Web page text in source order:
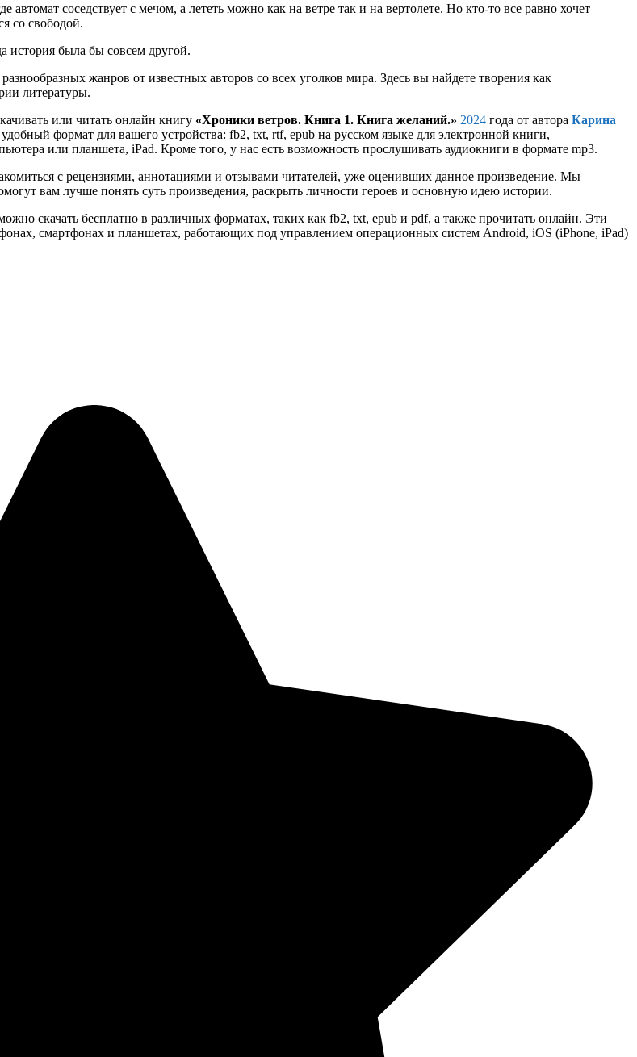
соседствует с мечом, а лететь можно как на ветре так и на вертолете. Но кто-то все равно хочет
со свободой.
история была бы совсем другой.
жанров от известных авторов со всех уголков мира. Здесь вы найдете творения как
литературы.
или читать онлайн книгу «Хроники ветров. Книга 1. Книга желаний.» 2024 года от автора Карина
формат для вашего устройства: fb2, txt, rtf, epub на русском языке для электронной книги,
или планшета, iPad. Кроме того, у нас есть возможность прослушивать аудиокниги в формате mp3.
с рецензиями, аннотациями и отзывами читателей, уже оценивших данное произведение. Мы
вам лучше понять суть произведения, раскрыть личности героев и основную идею истории.
скачать бесплатно в различных форматах, таких как fb2, txt, epub и pdf, а также прочитать онлайн. Эти
смартфонах и планшетах, работающих под управлением операционных систем Android, iOS (iPhone, iPad)